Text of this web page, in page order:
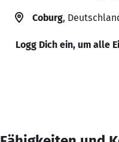
Coburg,
Logg Dich ein, um alle